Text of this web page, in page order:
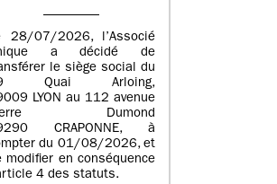
28/07/2026, l’Associé
a décidé de
le siège social du
Quai Arloing,
LYON au 112 avenue
Dumond
CRAPONNE, à
du 01/08/2026, et
modifier en conséquence
4 des statuts.